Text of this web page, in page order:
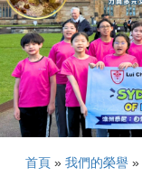
首頁» 我們的榮譽»